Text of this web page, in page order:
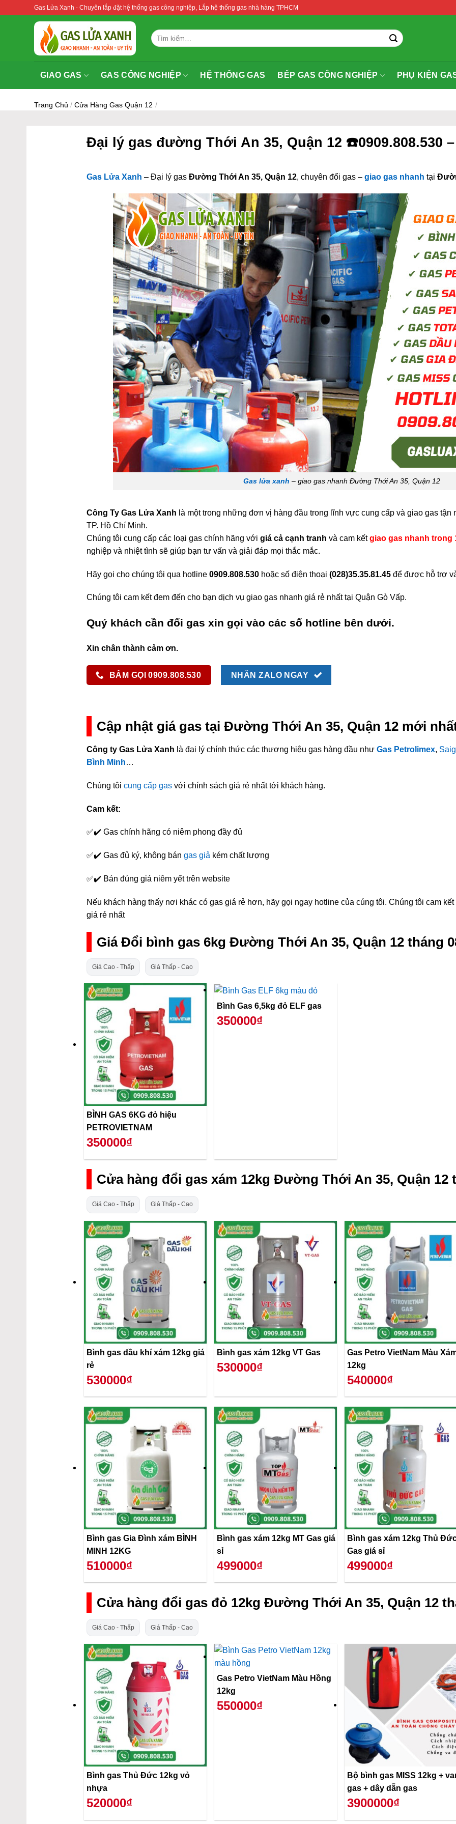
Gas Lửa Xanh - Chuyên lắp đặt hệ thống gas công nghiệp, Lắp hệ thống gas nhà hàng TPHCM
Tìm
kiếm:
GIAO GAS GAS CÔNG NGHIỆP HỆ THỐNG GAS BẾP GAS CÔNG NGHIỆP PHỤ KIỆN
Trang Chủ / Cửa Hàng Gas Quận 12 /
Đại lý gas đường Thới An 35, Quận 12 ☎️0909.808.530
Gas Lửa Xanh – Đại lý gasĐường Thới An 35, Quận 12, chuyên đổi gas –giao gas nhanh tại
Gas lửa xanh – giao gas nhanh Đường Thới An 35, Quận 12
Công Ty Gas Lửa Xanh là một trong những đơn vị hàng đầu trong lĩnh vực cung cấp và giao gas
TP. Hồ Chí Minh.
Chúng tôi cung cấp các loại gas chính hãng vớigiá cả cạnh tranh và cam kếtgiao gas nhanh trong
nghiệp và nhiệt tình sẽ giúp bạn tư vấn và giải đáp mọi thắc mắc.
Hãy gọi cho chúng tôi qua hotline0909.808.530 hoặc số điện thoại(028)35.35.81.45 để được hỗ trợ
Chúng tôi cam kết đem đến cho bạn dịch vụ giao gas nhanh giá rẻ nhất tại Quận Gò Vấp.
Quý khách cần đổi gas xin gọi vào các số hotline bên dưới.
Xin chân thành cảm ơn.
BẤM GỌI 0909.808.530 NHẮN ZALO NGAY
Cập nhật giá gas tại Đường Thới An 35, Quận 12 mới
Công ty Gas Lửa Xanh là đại lý chính thức các thương hiệu gas hàng đầu nhưGas Petrolimex,
Bình Minh…
Chúng tôicung cấp gas với chính sách giá rẻ nhất tới khách hàng.
Cam kết:
✅✔️ Gas chính hãng có niêm phong đầy đủ
✅✔️ Gas đủ ký, không bángas giả kém chất lượng
✅✔️ Bán đúng giá niêm yết trên website
Nếu khách hàng thấy nơi khác có gas giá rẻ hơn, hãy gọi ngay hotline của cúng tôi. Chúng tôi cam
giá rẻ nhất
Giá Đổi bình gas 6kg Đường Thới An 35, Quận 12 tháng
Giá Cao - Thấp Giá Thấp - Cao
BÌNH GAS 6KG đỏ hiệu
PETROVIETNAM
350000₫
Bình Gas 6,5kg đỏ ELF gas
350000₫
Cửa hàng đổi gas xám 12kg Đường Thới An 35, Quận 12
Giá Cao - Thấp Giá Thấp - Cao
Bình gas dầu khí xám 12kg giá
rẻ
530000₫
Bình gas xám 12kg VT Gas
530000₫
Gas Petro VietNam Màu
12kg
540000₫
Bình gas Gia Đình xám BÌNH
MINH 12KG
510000₫
Bình gas xám 12kg MT Gas giá
sỉ
499000₫
Bình gas xám 12kg Thủ
Gas giá sỉ
499000₫
Cửa hàng đổi gas đỏ 12kg Đường Thới An 35, Quận 12
Giá Cao - Thấp Giá Thấp - Cao
Bình gas Thủ Đức 12kg vỏ
nhựa
520000₫
Gas Petro VietNam Màu Hồng
12kg
550000₫
Bộ bình gas MISS 12kg +
gas + dây dẫn gas
3900000₫